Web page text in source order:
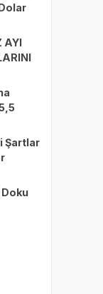
AYI
Şartlar